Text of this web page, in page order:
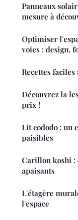
Panneaux
mesure à
Optimiser
voies : design,
Recettes
Découvrez la
prix !
Lit cododo : un
paisibles
Carillon koshi :
apaisants
L'étagère
l'espace